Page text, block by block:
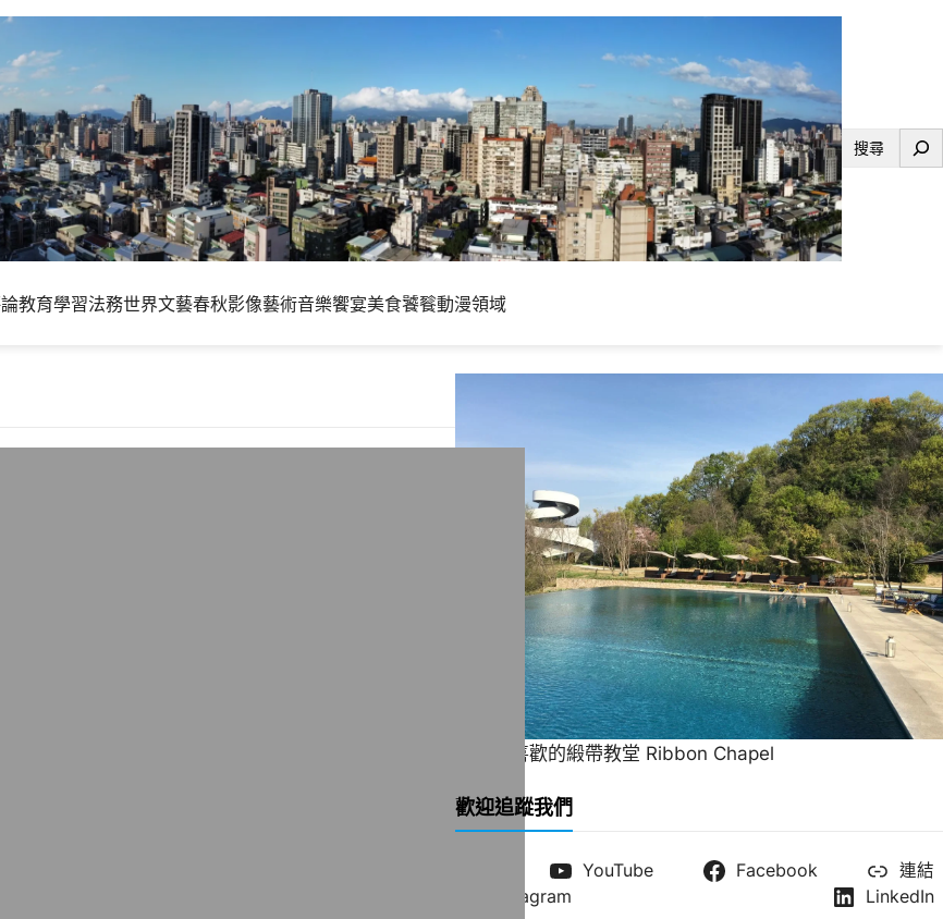
搜
教育學習法務世界文藝春秋影像藝術音樂饗宴美食饕餮動漫領域
一直很喜歡的緞帶教堂 Ribbon Chapel
歡迎追蹤我們
YouTube Facebook
連結
Instagram
LinkedIn